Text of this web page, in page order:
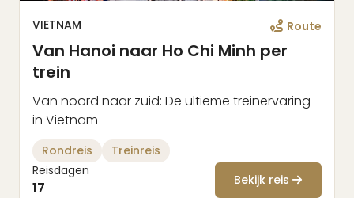
VIETNAM Route
Van Hanoi naar Ho Chi Minh per
trein
Van noord naar zuid: De ultieme treinervaring
in Vietnam
Rondreis
Treinreis
Reisdagen
17 Bekijk reis